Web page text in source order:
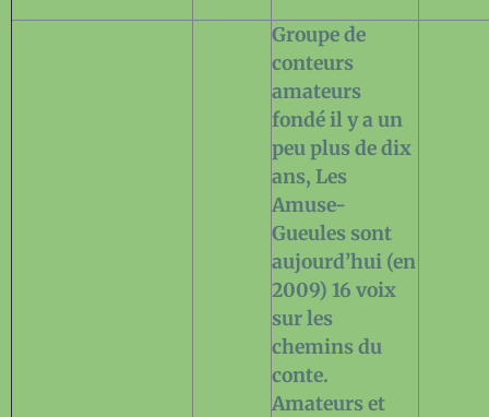
Groupe de
conteurs
amateurs
fondé il y a un
peu plus de dix
ans, Les
Amuse-
Gueules sont
aujourd’hui (en
2009) 16 voix
sur les
chemins du
conte.
Amateurs et